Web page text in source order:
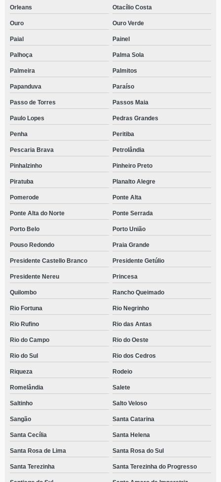
Orleans Otacílio Costa
Ouro Ouro Verde
Paial Painel
Palhoça Palma Sola
Palmeira Palmitos
Papanduva Paraíso
Passo de Torres Passos Maia
Paulo Lopes Pedras Grandes
Penha Peritiba
Pescaria Brava Petrolândia
Pinhalzinho Pinheiro Preto
Piratuba Planalto Alegre
Pomerode Ponte Alta
Ponte Alta do Norte Ponte Serrada
Porto Belo Porto União
Pouso Redondo Praia Grande
Presidente Castello Branco Presidente Getúlio
Presidente Nereu Princesa
Quilombo Rancho Queimado
Rio Fortuna Rio Negrinho
Rio Rufino Rio das Antas
Rio do Campo Rio do Oeste
Rio do Sul Rio dos Cedros
Riqueza Rodeio
Romelândia Salete
Saltinho Salto Veloso
Sangão Santa Catarina
Santa Cecília Santa Helena
Santa Rosa de Lima Santa Rosa do Sul
Santa Terezinha Santa Terezinha do Progresso